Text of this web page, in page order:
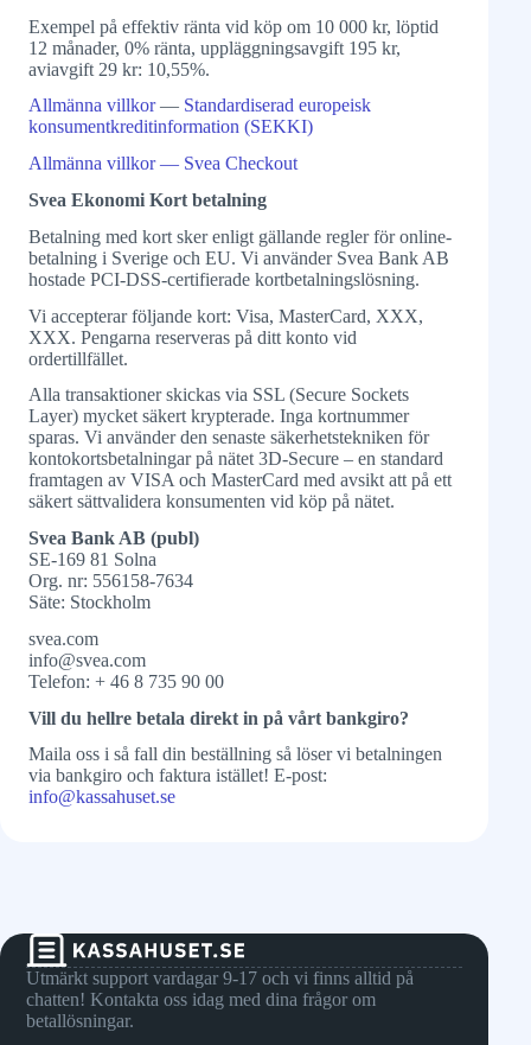
Exempel på effektiv ränta vid köp om 10 000 kr, löptid
12 månader, 0% ränta, uppläggningsavgift 195 kr,
aviavgift 29 kr: 10,55%.
Allmänna villkor— Standardiserad europeisk
konsumentkreditinformation (SEKKI)
Allmänna villkor — Svea Checkout
Svea Ekonomi Kort betalning
Betalning med kort sker enligt gällande regler för online-
betalning i Sverige och EU. Vi använder Svea Bank AB
hostade PCI-DSS-certifierade kortbetalningslösning.
Vi accepterar följande kort: Visa, MasterCard, XXX,
XXX. Pengarna reserveras på ditt konto vid
ordertillfället.
Alla transaktioner skickas via SSL (Secure Sockets
Layer) mycket säkert krypterade. Inga kortnummer
sparas. Vi använder den senaste säkerhetstekniken för
kontokortsbetalningar på nätet 3D-Secure – en standard
framtagen av VISA och MasterCard med avsikt att på ett
säkert sättvalidera konsumenten vid köp på nätet.
Svea Bank AB (publ)
SE-169 81 Solna
Org. nr: 556158-7634
Säte: Stockholm
svea.com
info@svea.com
Telefon: + 46 8 735 90 00
Vill du hellre betala direkt in på vårt bankgiro?
Maila oss i så fall din beställning så löser vi betalningen
via bankgiro och faktura istället! E-post:
info@kassahuset.se
Utmärkt support vardagar 9-17 och vi finns alltid på
chatten! Kontakta oss idag med dina frågor om
betallösningar.